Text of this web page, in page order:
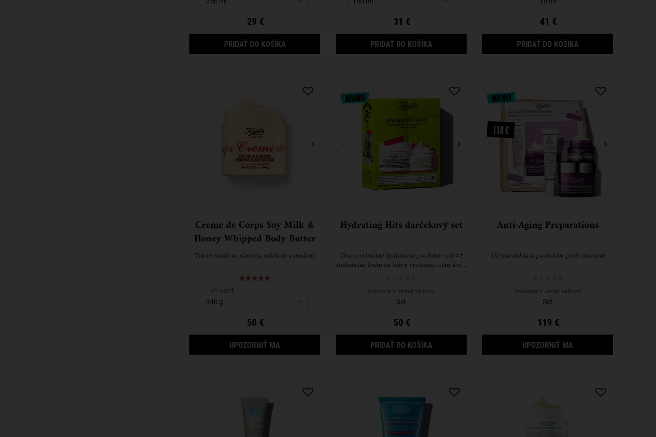
29 €
PRIDAŤ DO KOŠÍKA CUCUMBER HERBAL ALCOHOL-FREE TONER
31 €
PRIDAŤ DO KOŠÍKA ULTIMATE STRENGTH HAND SALVE
41 €
PRIDAŤ DO KOŠÍKA
Creme de Corps Soy Milk &
Honey Whipped Body Butter
Telové maslo so sójovým mliekom a medom.
Select a
VEĽKOSŤ for Creme de Corps Soy Milk & Honey Whipped Body Butter
50 €
UPOZORNIŤ MA KEĎ BUDE CREME DE CORPS SOY MILK & HONEY WHIPPED BODY BUTTER K DISPOZÍCII
Hydrating Hits darčekový set
Dva nevyhnutné hydratačné produkty: náš #1
hydratačný krém na tvár a vyživujúci očný krém
Dostupné V Jednej Veľkosti
Set
50 €
PRIDAŤ DO KOŠÍKA HYDRATING HITS DARČEKOVÝ SET
Anti-Aging Preparations
Účinná kolekcia produktov proti starnutiu
Dostupné V Jednej Veľkosti
Set
119 €
UPOZORNIŤ MA